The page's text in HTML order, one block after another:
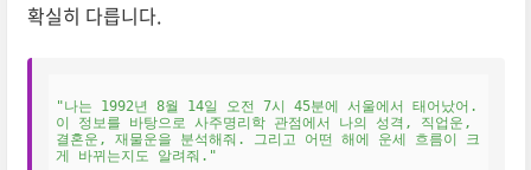
확실히 다릅니다.
"나는 1992년 8월 14일 오전 7시 45분에 서울에서 태어났어.
이 정보를 바탕으로 사주명리학 관점에서 나의 성격, 직업운,
결혼운, 재물운을 분석해줘. 그리고 어떤 해에 운세 흐름이 크
게 바뀌는지도 알려줘."